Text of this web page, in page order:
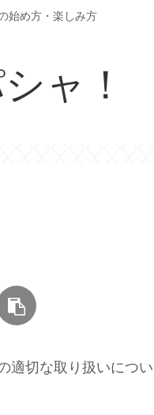
始め方・楽しみ方
ャ！
適切な取り扱いについ